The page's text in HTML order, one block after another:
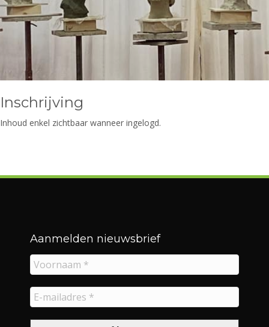
Inschrijving
Inhoud enkel zichtbaar wanneer ingelogd.
Aanmelden nieuwsbrief